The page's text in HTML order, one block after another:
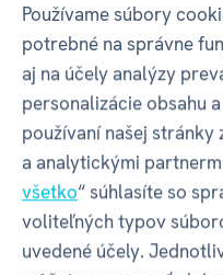
Balenie
Šírka balenia
Používame súbory
potrebné na správne
aj na účely analýzy
personalizácie obsahu
používaní našej stránky
a analytickými
všetko“ súhlasíte so
voliteľných typov
uvedené účely.